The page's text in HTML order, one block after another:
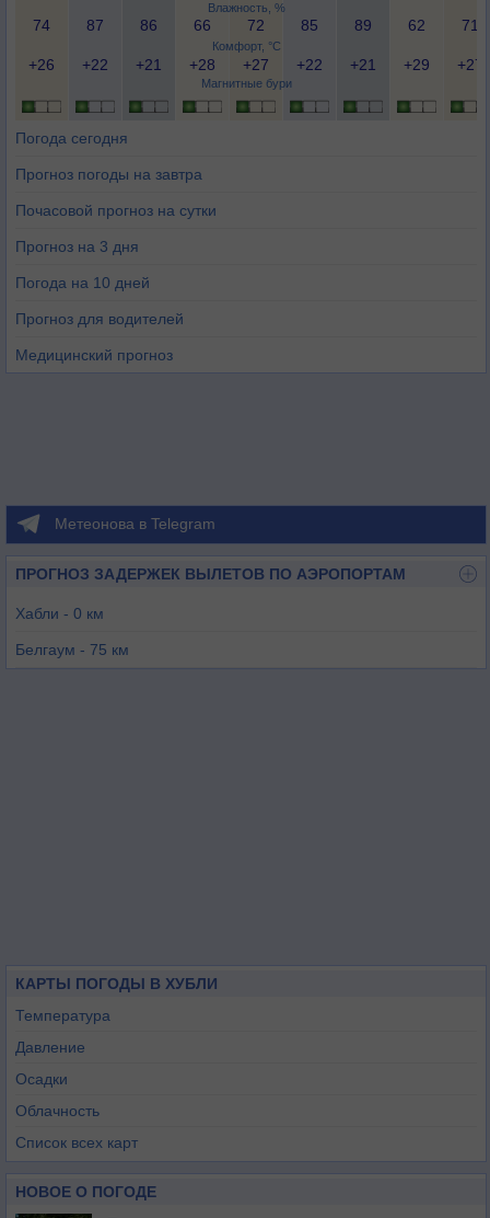
Влажность, %
Комфорт, °C
Магнитные бури
74 87 86 66 72 85 89 62 71
+26 +22 +21 +28 +27 +22 +21 +29 +27
Погода сегодня
Прогноз погоды на завтра
Почасовой прогноз на сутки
Прогноз на 3 дня
Погода на 10 дней
Прогноз для водителей
Медицинский прогноз
Метеонова в Telegram
ПРОГНОЗ ЗАДЕРЖЕК ВЫЛЕТОВ ПО АЭРОПОРТАМ
Хабли - 0 км
Белгаум - 75 км
КАРТЫ ПОГОДЫ В ХУБЛИ
Температура
Давление
Осадки
Облачность
Список всех карт
НОВОЕ О ПОГОДЕ